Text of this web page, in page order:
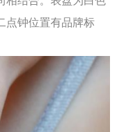
点钟位置有品牌标